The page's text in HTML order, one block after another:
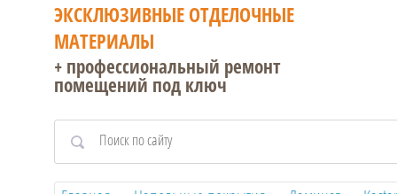
ЭКСКЛЮЗИВНЫЕ ОТДЕЛОЧНЫЕ
МАТЕРИАЛЫ
+ профессиональный ремонт
помещений под ключ